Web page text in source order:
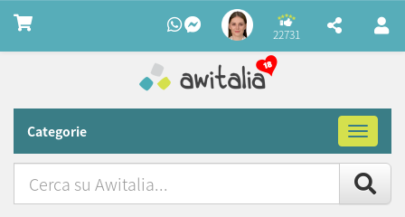
22731
Categorie
Toggle
Awitalia